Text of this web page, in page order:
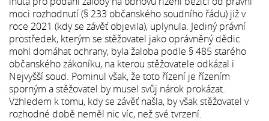
moci rozhodnutí (§ 233 občanského soudního řádu) již v
roce 2021 (kdy se závěť objevila), uplynula. Jediný právní
prostředek, kterým se stěžovatel jako oprávněný dědic
mohl domáhat ochrany, byla žaloba podle § 485 starého
občanského zákoníku, na kterou stěžovatele odkázal i
Nejvyšší soud. Pominul však, že toto řízení je řízením
sporným a stěžovatel by musel svůj nárok prokázat.
Vzhledem k tomu, kdy se závěť našla, by však stěžovatel v
rozhodné době neměl nic víc, než své tvrzení.